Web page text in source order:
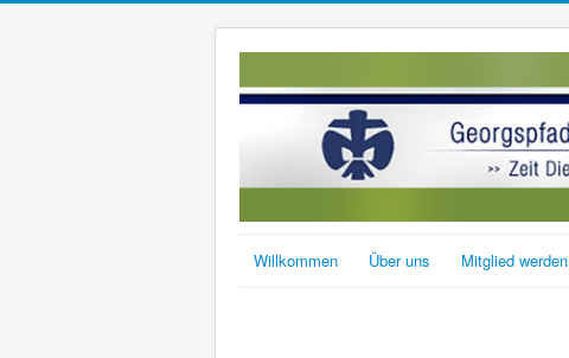
Willkommen Über uns Mitglied werden